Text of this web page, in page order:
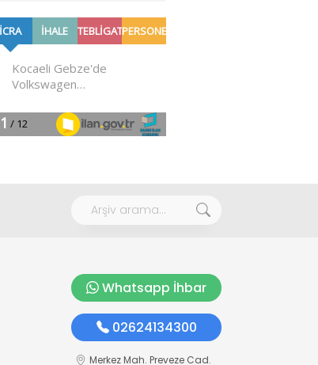
Whatsapp İhbar
02624134300
Merkez Mah. Preveze Cad.